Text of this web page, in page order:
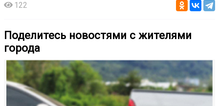
122
Поделитесь новостями с жителями
города